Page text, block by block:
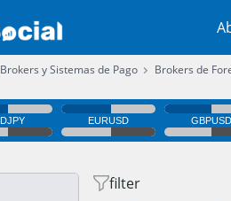
Brokers y Sistemas de Pago Brokers de
filter